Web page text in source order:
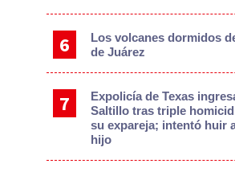
Los volcanes dormidos
de Juárez
Expolicía de Texas
Saltillo tras triple
su expareja; intentó huir
hijo